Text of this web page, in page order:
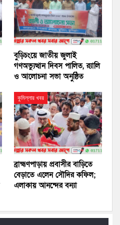
বুড়িচংয়ে জাতীয় জুলাই
গণঅভ্যুত্থান দিবস পালিত, র‍্যালি
ও আলোচনা সভা অনুষ্ঠিত
কুমিল্লার খবর
ব্রাহ্মণপাড়ায় প্রবাসীর বাড়িতে
বেড়াতে এলেন সৌদির কফিল;
এলাকায় আনন্দের বন্যা